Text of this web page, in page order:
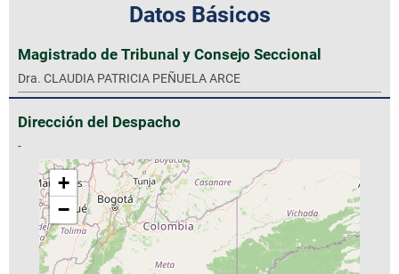
Datos Básicos
Magistrado de Tribunal y Consejo Seccional
Dra. CLAUDIA PATRICIA PEÑUELA ARCE
Dirección del Despacho
-
+
−